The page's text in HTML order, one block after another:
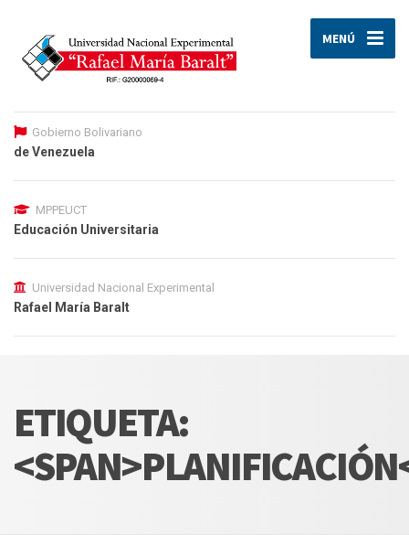
MENÚ
Gobierno Bolivariano
de Venezuela
MPPEUCT
Educación Universitaria
Universidad Nacional Experimental
Rafael María Baralt
ETIQUETA: